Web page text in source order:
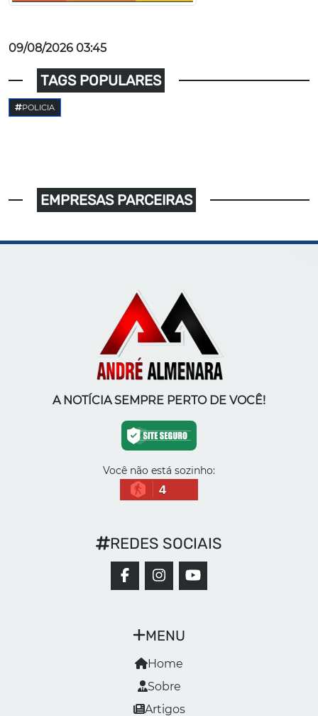
09/08/2026 03:45
TAGS POPULARES
POLICIA
EMPRESAS PARCEIRAS
A NOTÍCIA SEMPRE PERTO DE VOCÊ!
Você não está sozinho:
4
MENU
Home
Sobre
Artigos
REDES SOCIAIS